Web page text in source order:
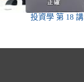
投資學 第 18 講